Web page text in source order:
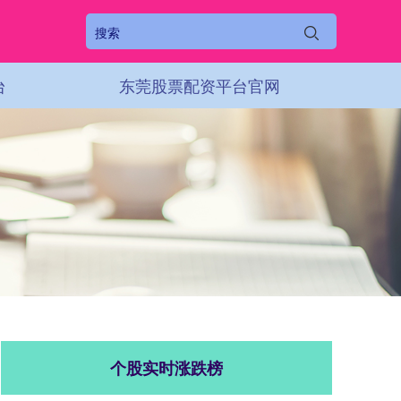
东莞股票配资平台官网
个股实时涨跌榜